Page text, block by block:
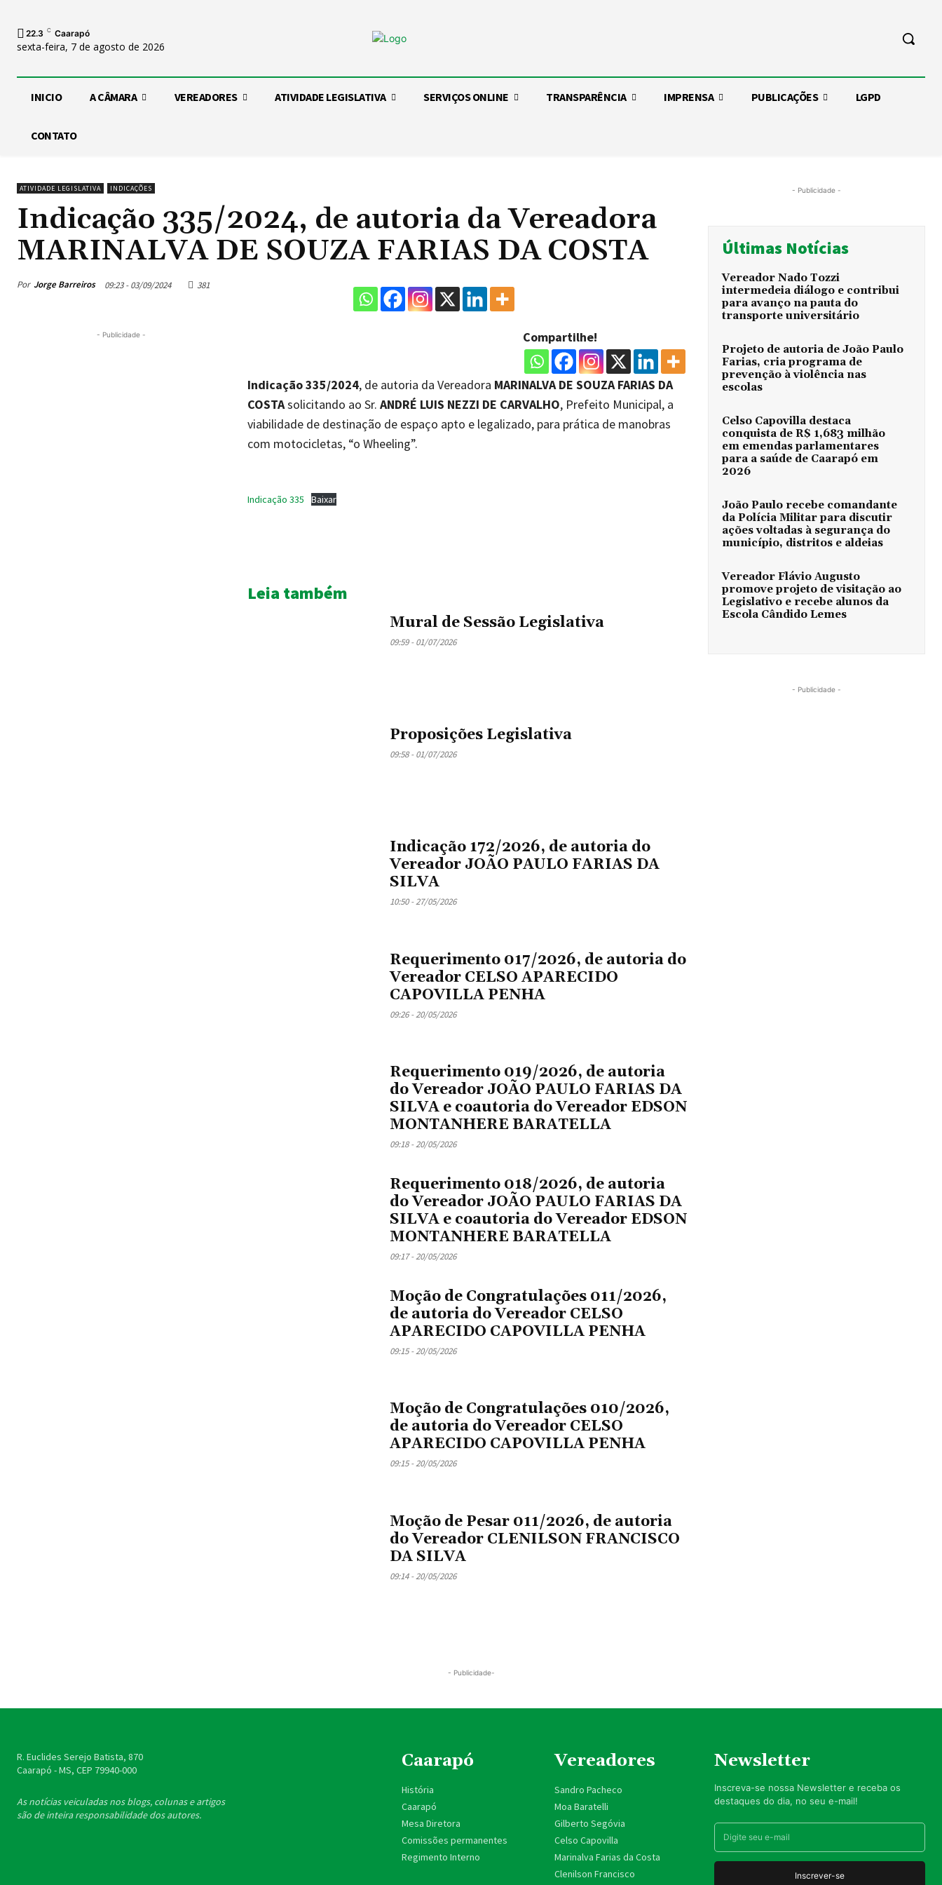
22.3 C Caarapó
sexta-feira, 7 de agosto de 2026
INICIO A CÂMARA VEREADORES ATIVIDADE LEGISLATIVA SERVIÇOS ONLINE TRANSPARÊNCIA IMPRENSA PUBLICAÇÕES LGPD
CONTATO
ATIVIDADE LEGISLATIVA INDICAÇÕES
Indicação 335/2024, de autoria da Vereadora
MARINALVA DE SOUZA FARIAS DA COSTA
Por Jorge Barreiros 09:23 - 03/09/2024 381
- Publicidade - Compartilhe!
Indicação 335/2024, de autoria da Vereadora MARINALVA DE SOUZA FARIAS DA
COSTAsolicitando ao Sr. ANDRÉ LUIS NEZZI DE CARVALHO, Prefeito Municipal, a
viabilidade de destinação de espaço apto e legalizado, para prática de manobras
com motocicletas, “o Wheeling”.
Indicação 335 Baixar
Leia também
Mural de Sessão Legislativa
09:59 - 01/07/2026
Proposições Legislativa
09:58 - 01/07/2026
Indicação 172/2026, de autoria do
Vereador JOÃO PAULO FARIAS DA
SILVA
10:50 - 27/05/2026
Requerimento 017/2026, de autoria do
Vereador CELSO APARECIDO
CAPOVILLA PENHA
09:26 - 20/05/2026
Requerimento 019/2026, de autoria
do Vereador JOÃO PAULO FARIAS DA
SILVA e coautoria do Vereador EDSON
MONTANHERE BARATELLA
09:18 - 20/05/2026
Requerimento 018/2026, de autoria
do Vereador JOÃO PAULO FARIAS DA
SILVA e coautoria do Vereador EDSON
MONTANHERE BARATELLA
09:17 - 20/05/2026
Moção de Congratulações 011/2026,
de autoria do Vereador CELSO
APARECIDO CAPOVILLA PENHA
09:15 - 20/05/2026
Moção de Congratulações 010/2026,
de autoria do Vereador CELSO
APARECIDO CAPOVILLA PENHA
09:15 - 20/05/2026
Moção de Pesar 011/2026, de autoria
do Vereador CLENILSON FRANCISCO
DA SILVA
09:14 - 20/05/2026
- Publicidade -
Últimas Notícias
Vereador Nado Tozzi
intermedeia diálogo e contribui
para avanço na pauta do
transporte universitário
Projeto de autoria de João Paulo
Farias, cria programa de
prevenção à violência nas
escolas
Celso Capovilla destaca
conquista de R$ 1,683 milhão
em emendas parlamentares
para a saúde de Caarapó em
2026
João Paulo recebe comandante
da Polícia Militar para discutir
ações voltadas à segurança do
município, distritos e aldeias
Vereador Flávio Augusto
promove projeto de visitação ao
Legislativo e recebe alunos da
Escola Cândido Lemes
- Publicidade -
- Publicidade-
R. Euclides Serejo Batista, 870
Caarapó - MS, CEP 79940-000
As notícias veiculadas nos blogs, colunas e artigos
são de inteira responsabilidade dos autores.
Caarapó
História
Caarapó
Mesa Diretora
Comissões permanentes
Regimento Interno
Vereadores
Sandro Pacheco
Moa Baratelli
Gilberto Segóvia
Celso Capovilla
Marinalva Farias da Costa
Clenilson Francisco
Newsletter
Inscreva-se nossa Newsletter e receba os
destaques do dia, no seu e-mail!
Inscrever-se